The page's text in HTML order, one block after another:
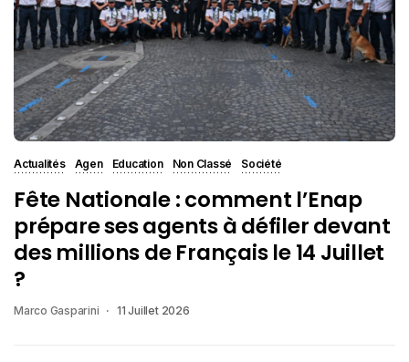
Actualités Agen Education Non Classé Société
Fête Nationale : comment l’Enap
prépare ses agents à défiler devant
des millions de Français le 14 Juillet
?
Marco Gasparini 11 Juillet 2026